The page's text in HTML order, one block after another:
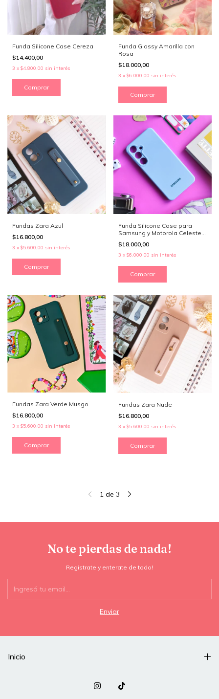
Funda Silicone Case Cereza
$14.400,00
3 x $4.800,00 sin interés
Comprar
Funda Glossy Amarilla con
Rosa
$18.000,00
3 x $6.000,00 sin interés
Comprar
Fundas Zara Azul
$16.800,00
3 x $5.600,00 sin interés
Comprar
Funda Silicone Case para
Samsung y Motorola Celeste
Pastel
$18.000,00
3 x $6.000,00 sin interés
Comprar
Fundas Zara Verde Musgo
$16.800,00
3 x $5.600,00 sin interés
Comprar
Fundas Zara Nude
$16.800,00
3 x $5.600,00 sin interés
Comprar
1 de 3
No te pierdas de nada!
Registrate y enterate de todo!
Inicio